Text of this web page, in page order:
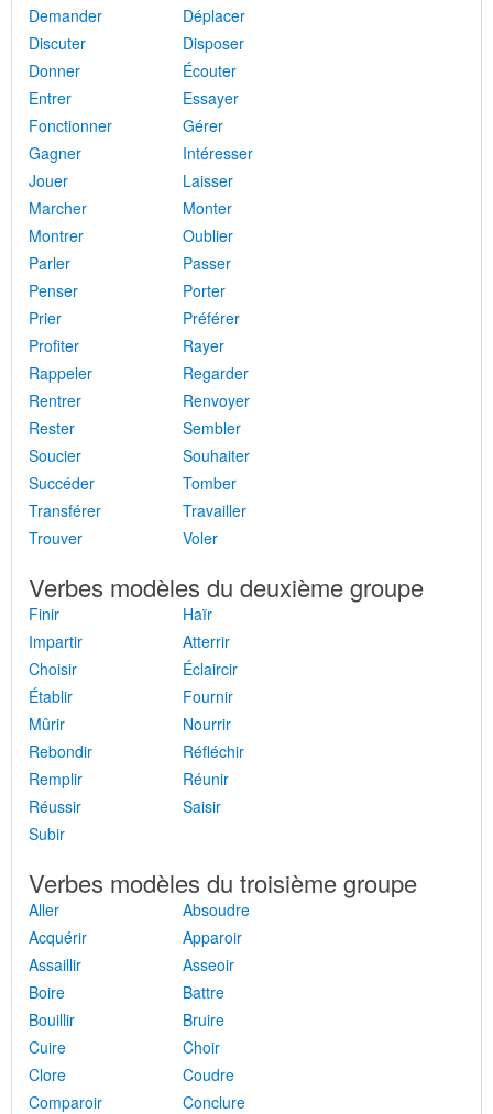
Demander
Déplacer
Discuter
Disposer
Donner
Écouter
Entrer
Essayer
Fonctionner
Gérer
Gagner
Intéresser
Jouer
Laisser
Marcher
Monter
Montrer
Oublier
Parler
Passer
Penser
Porter
Prier
Préférer
Profiter
Rayer
Rappeler
Regarder
Rentrer
Renvoyer
Rester
Sembler
Soucier
Souhaiter
Succéder
Tomber
Transférer
Travailler
Trouver
Voler
Verbes modèles du deuxième groupe
Finir
Haïr
Impartir
Atterrir
Choisir
Éclaircir
Établir
Fournir
Mûrir
Nourrir
Rebondir
Réfléchir
Remplir
Réunir
Réussir
Saisir
Subir
Verbes modèles du troisième groupe
Aller
Absoudre
Acquérir
Apparoir
Assaillir
Asseoir
Boire
Battre
Bouillir
Bruire
Cuire
Choir
Clore
Coudre
Comparoir
Conclure